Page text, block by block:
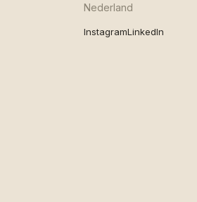
Nederland
InstagramLinkedIn